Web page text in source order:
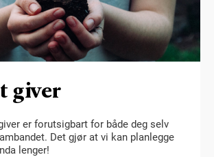
giver
er forutsigbart for både deg selv
Det gjør at vi kan planlegge
lenger!